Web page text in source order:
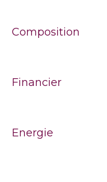
Composition
Financier
Energie